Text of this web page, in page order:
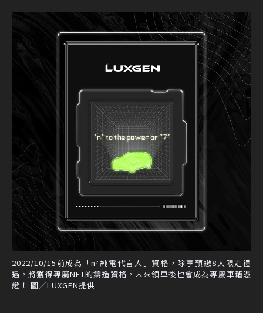
2022/10/15前成為「n⁷純電代言人」資格，除享預繳8大限定禮
遇，將獲得專屬NFT的鑄造資格，未來領車後也會成為專屬車籍憑
證！ 圖／LUXGEN提供